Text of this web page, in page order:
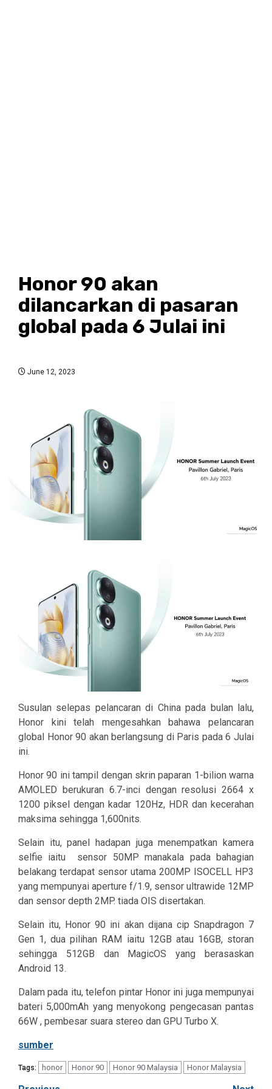
Honor 90 akan
dilancarkan di pasaran
global pada 6 Julai ini
June 12, 2023
Susulan selepas pelancaran di China pada bulan lalu,
Honor kini telah mengesahkan bahawa pelancaran
global Honor 90 akan berlangsung di Paris pada 6 Julai
ini.
Honor 90 ini tampil dengan skrin paparan 1-bilion warna
AMOLED berukuran 6.7-inci dengan resolusi 2664 x
1200 piksel dengan kadar 120Hz, HDR dan kecerahan
maksima sehingga 1,600nits.
Selain itu, panel hadapan juga menempatkan kamera
selfie iaitu sensor 50MP manakala pada bahagian
belakang terdapat sensor utama 200MP ISOCELL HP3
yang mempunyai aperture f/1.9, sensor ultrawide 12MP
dan sensor depth 2MP. tiada OIS disertakan.
Selain itu, Honor 90 ini akan dijana cip Snapdragon 7
Gen 1, dua pilihan RAM iaitu 12GB atau 16GB, storan
sehingga 512GB dan MagicOS yang berasaskan
Android 13.
Dalam pada itu, telefon pintar Honor ini juga mempunyai
bateri 5,000mAh yang menyokong pengecasan pantas
66W , pembesar suara stereo dan GPU Turbo X.
sumber
Tags: honor Honor 90 Honor 90 Malaysia Honor Malaysia